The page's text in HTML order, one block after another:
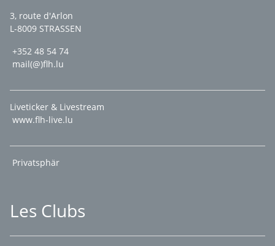
3, route d'Arlon
L-8009 STRASSEN
+352 48 54 74
mail(@)flh.lu
Liveticker & Livestream
www.flh-live.lu
Privatsphär
Les Clubs